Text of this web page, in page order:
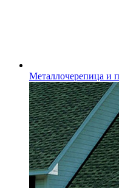
Металлочерепица и